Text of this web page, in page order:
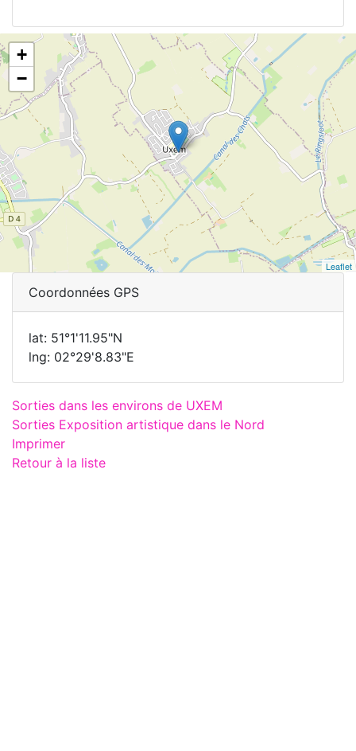
+
−
Leaflet
Coordonnées GPS
lat: 51°1'11.95"N
lng: 02°29'8.83"E
Sorties dans les environs de UXEM
Sorties Exposition artistique dans le Nord
Imprimer
Retour à la liste